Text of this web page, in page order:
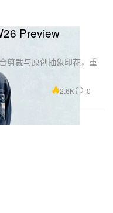
Preview
剪裁与原创抽象印花，重
2.6K 0